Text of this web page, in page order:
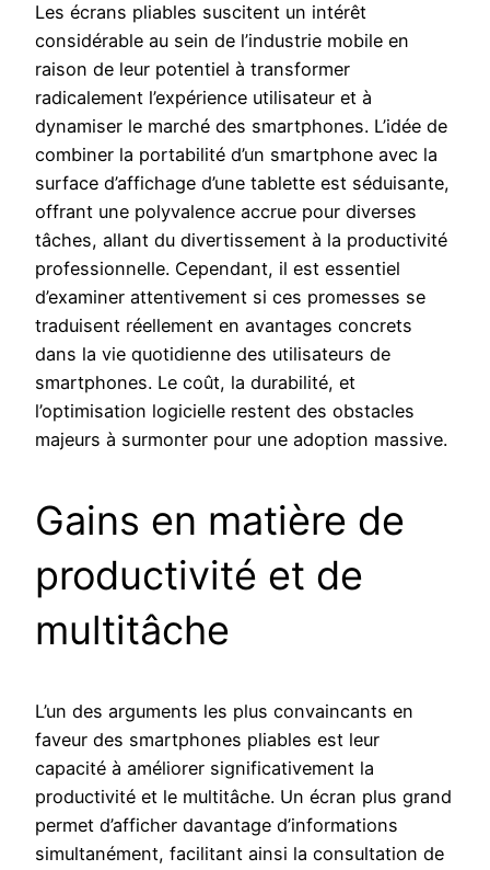
Les écrans pliables suscitent un intérêt
considérable au sein de l’industrie mobile en
raison de leur potentiel à transformer
radicalement l’expérience utilisateur et à
dynamiser le marché des smartphones. L’idée de
combiner la portabilité d’un smartphone avec la
surface d’affichage d’une tablette est séduisante,
offrant une polyvalence accrue pour diverses
tâches, allant du divertissement à la productivité
professionnelle. Cependant, il est essentiel
d’examiner attentivement si ces promesses se
traduisent réellement en avantages concrets
dans la vie quotidienne des utilisateurs de
smartphones. Le coût, la durabilité, et
l’optimisation logicielle restent des obstacles
majeurs à surmonter pour une adoption massive.
Gains en matière de
productivité et de
multitâche
L’un des arguments les plus convaincants en
faveur des smartphones pliables est leur
capacité à améliorer significativement la
productivité et le multitâche. Un écran plus grand
permet d’afficher davantage d’informations
simultanément, facilitant ainsi la consultation de